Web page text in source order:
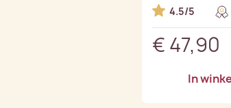
4.5/5
€ 47,90
In